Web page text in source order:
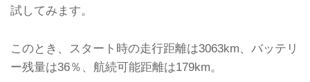
試してみます。
このとき、スタート時の走行距離は3063km、バッテリ
ー残量は36％、航続可能距離は179km。